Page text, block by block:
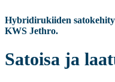
Hybridirukiiden
KWS Jethro.
Satoisa ja